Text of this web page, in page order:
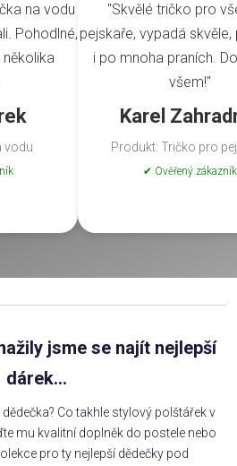
na vodu
Pohodlné,
vodu
"Skvělé tričko pro
pejskaře, vypadá
i po mnoha praních.
všem!"
Karel
Produkt: Tričko pro
✔ Ověřený zákazník
jsme se najít nejlepší
dárek...
Co takhle stylový polštářek v
mu kvalitní doplněk do postele nebo
pro ty nejlepší dědečky pod